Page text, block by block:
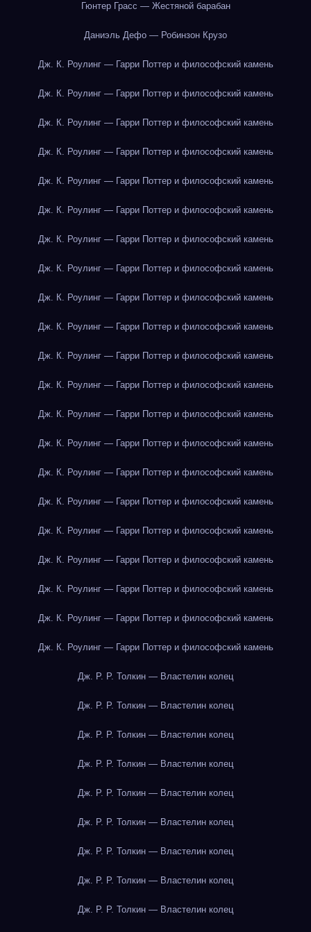
Гюнтер Грасс — Жестяной барабан
Даниэль Дефо — Робинзон Крузо
Дж. К. Роулинг — Гарри Поттер и философский камень
Дж. К. Роулинг — Гарри Поттер и философский камень
Дж. К. Роулинг — Гарри Поттер и философский камень
Дж. К. Роулинг — Гарри Поттер и философский камень
Дж. К. Роулинг — Гарри Поттер и философский камень
Дж. К. Роулинг — Гарри Поттер и философский камень
Дж. К. Роулинг — Гарри Поттер и философский камень
Дж. К. Роулинг — Гарри Поттер и философский камень
Дж. К. Роулинг — Гарри Поттер и философский камень
Дж. К. Роулинг — Гарри Поттер и философский камень
Дж. К. Роулинг — Гарри Поттер и философский камень
Дж. К. Роулинг — Гарри Поттер и философский камень
Дж. К. Роулинг — Гарри Поттер и философский камень
Дж. К. Роулинг — Гарри Поттер и философский камень
Дж. К. Роулинг — Гарри Поттер и философский камень
Дж. К. Роулинг — Гарри Поттер и философский камень
Дж. К. Роулинг — Гарри Поттер и философский камень
Дж. К. Роулинг — Гарри Поттер и философский камень
Дж. К. Роулинг — Гарри Поттер и философский камень
Дж. К. Роулинг — Гарри Поттер и философский камень
Дж. К. Роулинг — Гарри Поттер и философский камень
Дж. Р. Р. Толкин — Властелин колец
Дж. Р. Р. Толкин — Властелин колец
Дж. Р. Р. Толкин — Властелин колец
Дж. Р. Р. Толкин — Властелин колец
Дж. Р. Р. Толкин — Властелин колец
Дж. Р. Р. Толкин — Властелин колец
Дж. Р. Р. Толкин — Властелин колец
Дж. Р. Р. Толкин — Властелин колец
Дж. Р. Р. Толкин — Властелин колец